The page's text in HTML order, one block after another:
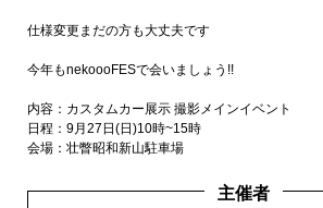
仕様変更まだの方も大丈夫です
今年もnekoooFESで会いましょう!!
内容：カスタムカー展示 撮影メインイベント
日程：9月27日(日)10時~15時
会場：壮瞥昭和新山駐車場
主催者